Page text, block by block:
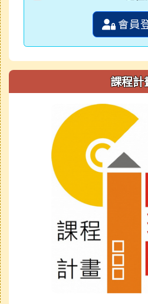
會員
課程計